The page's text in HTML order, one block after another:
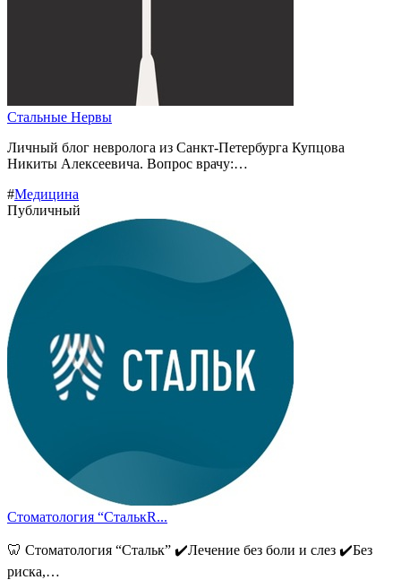
Стальные Нервы
Личный блог невролога из Санкт-Петербурга Купцова
Никиты Алексеевича. Вопрос врачу:…
#Медицина
Публичный
Стоматология “СталькR...
🦷 Стоматология “Стальк” ✔️Лечение без боли и слез ✔️Без
риска,…